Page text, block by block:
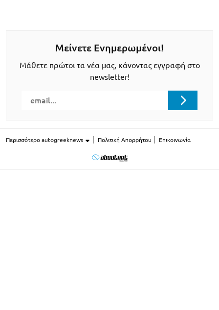
Μείνετε Ενημερωμένοι!
Μάθετε πρώτοι τα νέα μας, κάνοντας εγγραφή στο
newsletter!
Περισσότερο autogreeknews Πολιτική Απορρήτου Επικοινωνία